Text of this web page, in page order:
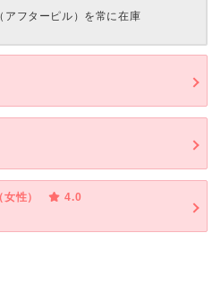
フターピル）を常に在庫
性）
4.0